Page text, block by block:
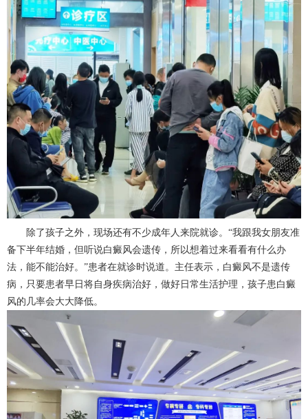
除了孩子之外，现场还有不少成年人来院就诊。“我跟我女朋友准
备下半年结婚，但听说白癜风会遗传，所以想着过来看看有什么办
法，能不能治好。”患者在就诊时说道。主任表示，白癜风不是遗传
病，只要患者早日将自身疾病治好，做好日常生活护理，孩子患白癜
风的几率会大大降低。